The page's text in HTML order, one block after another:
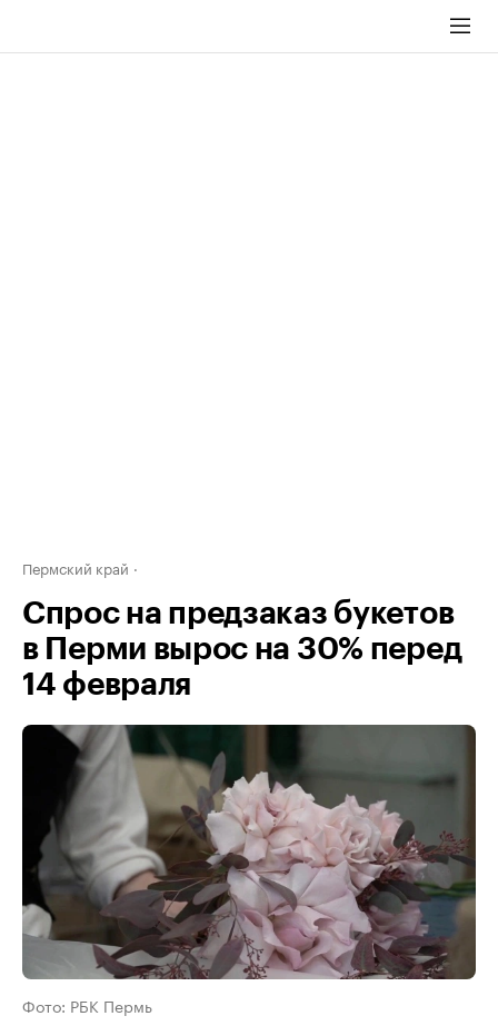
Пермский край
Спрос на предзаказ букетов
в Перми вырос на 30% перед
14 февраля
Фото: РБК Пермь